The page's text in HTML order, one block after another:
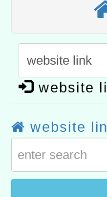
本館辦
讀推動專
科技賦能
程
A3數位素
「數位內
赴陸應申
轉知經濟
研究院辦
位及節水
115年8月
市孔廟
2026年
website
website